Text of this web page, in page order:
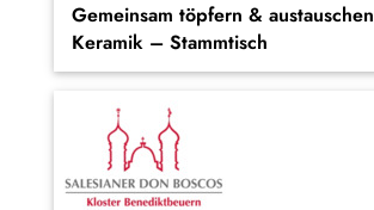
Gemeinsam töpfern & austauschen
Keramik – Stammtisch